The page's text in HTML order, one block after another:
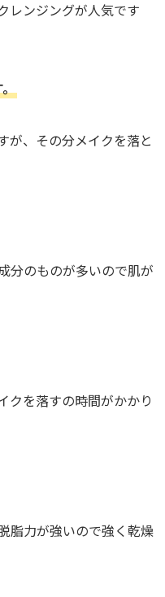
レンジングが人気です
が、その分メイクを落と
分のものが多いので肌が
クを落すの時間がかかり
脂力が強いので強く乾燥